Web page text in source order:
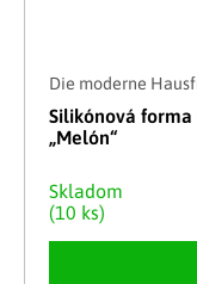
Die moderne
Silikónová
„Melón“
Skladom
(10 ks)